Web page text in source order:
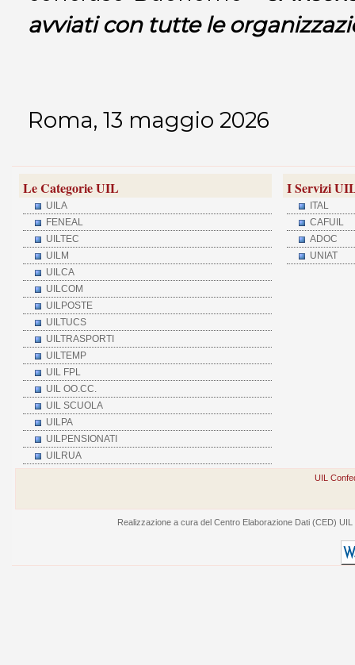
avviati con tutte le
Roma, 13 maggio 2026
Le Categorie UIL
UILA
FENEAL
UILTEC
UILM
UILCA
UILCOM
UILPOSTE
UILTUCS
UILTRASPORTI
UILTEMP
UIL FPL
UIL OO.CC.
UIL SCUOLA
UILPA
UILPENSIONATI
UILRUA
I Servizi
ITAL
CAFUIL
ADOC
UNIAT
UIL
Realizzazione a cura del Centro Elaborazione Dati (CED)